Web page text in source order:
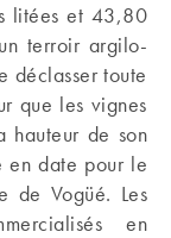
litées et 43,80
terroir argilo-
toute
que les vignes
hauteur de son
en date pour le
de Vogüé. Les
en